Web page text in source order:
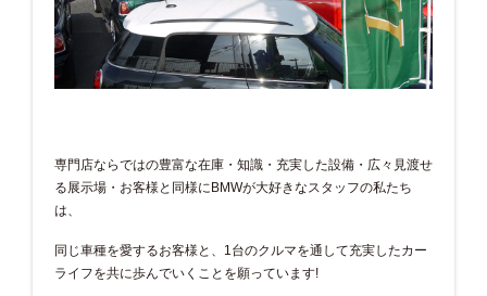
専門店ならではの豊富な在庫・知識・充実した設備・広々見渡せ
る展示場・お客様と同様にBMWが大好きなスタッフの私たち
は、
同じ車種を愛するお客様と、1台のクルマを通して充実したカー
ライフを共に歩んでいくことを願っています!